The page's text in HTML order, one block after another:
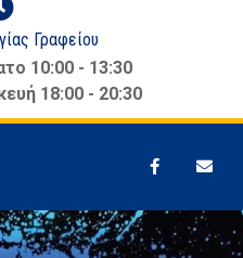
Γραφείου
10:00 - 13:30
18:00 - 20:30